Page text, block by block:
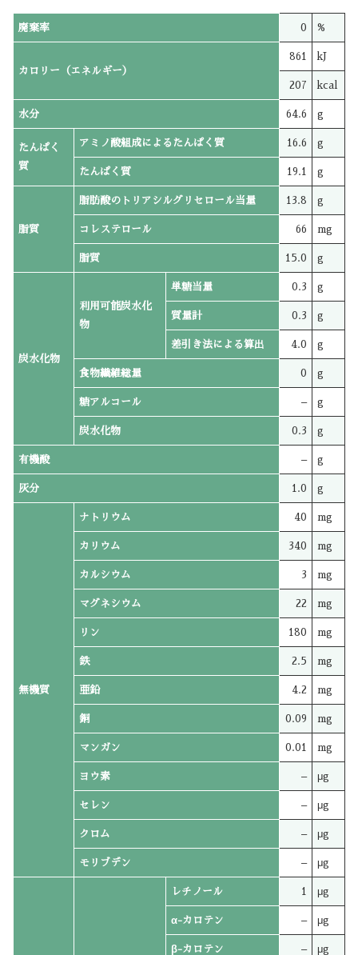
廃棄率 0 %
カロリー（エネルギー）
861 kJ
207 kcal
水分 64.6 g
たんぱく
質
アミノ酸組成によるたんぱく質 16.6 g
たんぱく質 19.1 g
脂質
脂肪酸のトリアシルグリセロール当量 13.8 g
コレステロール 66 mg
脂質 15.0 g
炭水化物
利用可能炭水化
物
単糖当量 0.3 g
質量計 0.3 g
差引き法による算出 4.0 g
食物繊維総量 0 g
糖アルコール – g
炭水化物 0.3 g
有機酸 – g
灰分 1.0 g
無機質
ナトリウム 40 mg
カリウム 340 mg
カルシウム 3 mg
マグネシウム 22 mg
リン 180 mg
鉄 2.5 mg
亜鉛 4.2 mg
銅 0.09 mg
マンガン 0.01 mg
ヨウ素 – μg
セレン – μg
クロム – μg
モリブデン – μg
レチノール 1 μg
α-カロテン – μg
β-カロテン – μg